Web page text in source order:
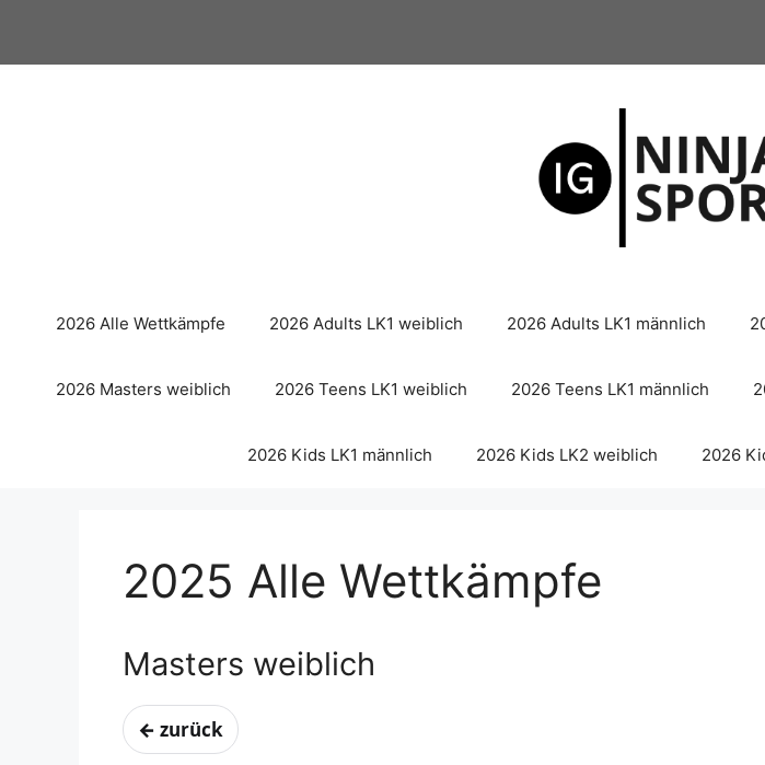
springen
2026 Alle Wettkämpfe 2026 Adults LK1 weiblich 2026 Adults LK1 männlich
2026 Masters weiblich 2026 Teens LK1 weiblich 2026 Teens LK1 männlich
2026 Kids LK1 männlich 2026 Kids LK2 weiblich 2026
2025 Alle Wettkämpfe
Masters weiblich
← zurück